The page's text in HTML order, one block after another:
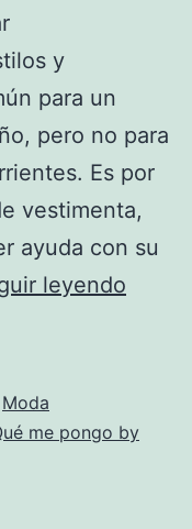
y
para un
pero no para
Es por
vestimenta,
ayuda con su
leyendo
me
Moda
me pongo by